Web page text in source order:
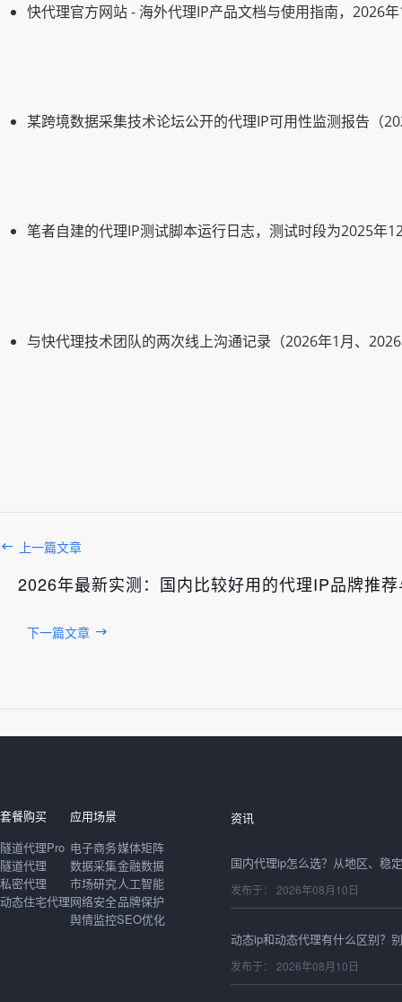
快代理官方网站 - 海外代理IP产品文档与使用指南，2026
某跨境数据采集技术论坛公开的代理IP可用性监测报告（
笔者自建的代理IP测试脚本运行日志，测试时段为2025年
与快代理技术团队的两次线上沟通记录（2026年1月、
上一篇文章
2026年最新实测：国内比较好用的代理IP品牌推
下一篇文章
套餐购买
隧道代理Pro
隧道代理
私密代理
动态住宅代理
应用场景
电子商务
数据采集
市场研究
网络安全
舆情监控
媒体矩阵
金融数据
人工智能
品牌保护
SEO优化
资讯
发布于： 2026年08月10日
发布于： 2026年08月10日
发布于： 2026年08月10日
发布于： 2026年08月10日